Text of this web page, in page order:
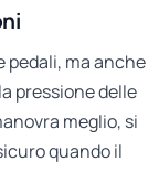
pedali, ma anche
pressione delle
meglio, si
quando il